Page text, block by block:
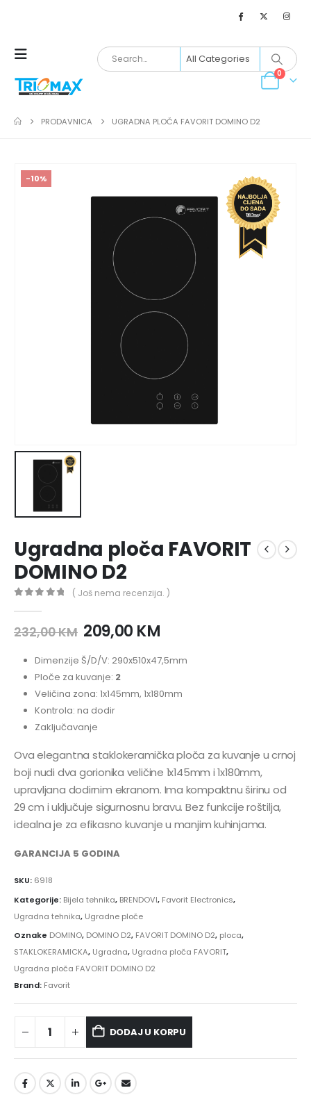
0
PRODAVNICA UGRADNA PLOČA FAVORIT DOMINO D2
-10%
Ugradna ploča FAVORIT
DOMINO D2
( Još nema recenzija. )
232,00KM 209,00 KM
Dimenzije Š/D/V: 290x510x47,5mm
Ploče za kuvanje: 2
Veličina zona: 1x145mm, 1x180mm
Kontrola: na dodir
Zaključavanje
Ova elegantna staklokeramička ploča za kuvanje u crnoj
boji nudi dva gorionika veličine 1x145mm i 1x180mm,
upravljana dodirnim ekranom. Ima kompaktnu širinu od
29 cm i uključuje sigurnosnu bravu. Bez funkcije roštilja,
idealna je za efikasno kuvanje u manjim kuhinjama.
GARANCIJA 5 GODINA
SKU: 6918
Kategorije: Bijela tehnika, BRENDOVI, Favorit Electronics,
Ugradna tehnika, Ugradne ploče
Oznake DOMINO, DOMINO D2, FAVORIT DOMINO D2, ploca,
STAKLOKERAMICKA, Ugradna, Ugradna ploča FAVORIT,
Ugradna ploča FAVORIT DOMINO D2
Brand: Favorit
DODAJ U KORPU